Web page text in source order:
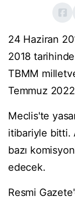
24 Haziran
2018
TBMM
Temmuz
Meclis'te
itibariyle bitti.
bazı
edecek.
Resmi